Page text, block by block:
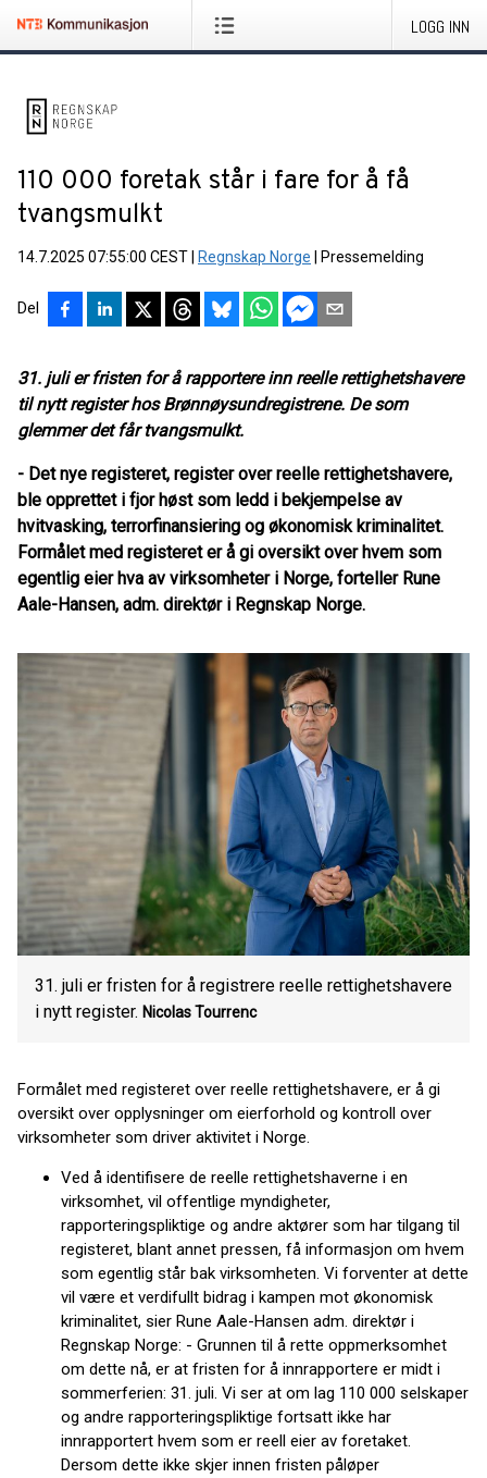
LOGG INN
110 000 foretak står i fare for å få
tvangsmulkt
14.7.2025 07:55:00 CEST Regnskap Norge Pressemelding
Del
31. juli er fristen for å rapportere inn reelle rettighetshavere
til nytt register hos Brønnøysundregistrene. De som
glemmer det får tvangsmulkt.
- Det nye registeret, register over reelle rettighetshavere,
ble opprettet i fjor høst som ledd i bekjempelse av
hvitvasking, terrorfinansiering og økonomisk kriminalitet.
Formålet med registeret er å gi oversikt over hvem som
egentlig eier hva av virksomheter i Norge, forteller Rune
Aale-Hansen, adm. direktør i Regnskap Norge.
31. juli er fristen for å registrere reelle rettighetshavere
i nytt register. Nicolas Tourrenc
Formålet med registeret over reelle rettighetshavere, er å gi
oversikt over opplysninger om eierforhold og kontroll over
virksomheter som driver aktivitet i Norge.
Ved å identifisere de reelle rettighetshaverne i en
virksomhet, vil offentlige myndigheter,
rapporteringspliktige og andre aktører som har tilgang til
registeret, blant annet pressen, få informasjon om hvem
som egentlig står bak virksomheten. Vi forventer at dette
vil være et verdifullt bidrag i kampen mot økonomisk
kriminalitet, sier Rune Aale-Hansen adm. direktør i
Regnskap Norge: - Grunnen til å rette oppmerksomhet
om dette nå, er at fristen for å innrapportere er midt i
sommerferien: 31. juli. Vi ser at om lag 110 000 selskaper
og andre rapporteringspliktige fortsatt ikke har
innrapportert hvem som er reell eier av foretaket.
Dersom dette ikke skjer innen fristen påløper